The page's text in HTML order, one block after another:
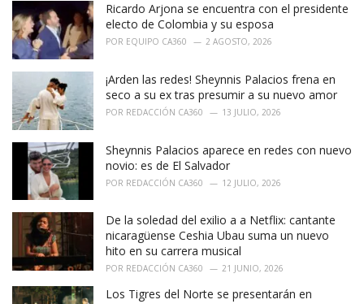
r
i
e
Ricardo Arjona se encuentra con el presidente
electo de Colombia y su esposa
POR EQUIPO CA360 2 AGOSTO, 2026
¡Arden las redes! Sheynnis Palacios frena en
seco a su ex tras presumir a su nuevo amor
POR REDACCIÓN CA360 13 JULIO, 2026
Sheynnis Palacios aparece en redes con nuevo
novio: es de El Salvador
POR REDACCIÓN CA360 12 JULIO, 2026
De la soledad del exilio a a Netflix: cantante
nicaragüense Ceshia Ubau suma un nuevo
hito en su carrera musical
POR REDACCIÓN CA360 21 JUNIO, 2026
Los Tigres del Norte se presentarán en